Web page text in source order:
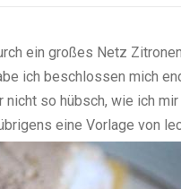
ein großes Netz
ich beschlossen mich
nicht so hübsch, wie ich
eine Vorlage von